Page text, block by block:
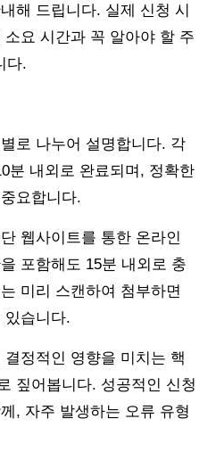
해 드립니다. 실제 신청 시
요 시간과 꼭 알아야 할 주
다.
로 나누어 설명합니다. 각
분 내외로 완료되며, 정확한
요합니다.
웹사이트를 통한 온라인
포함해도 15분 내외로 충
미리 스캔하여 첨부하면
있습니다.
정적인 영향을 미치는 핵
짚어봅니다. 성공적인 신청
, 자주 발생하는 오류 유형